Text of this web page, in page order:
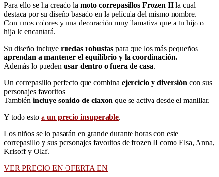
Para ello se ha creado la moto correpasillos Frozen II la cual
destaca por su diseño basado en la película del mismo nombre.
Con unos colores y una decoración muy llamativa que a tu hijo o
hija le encantará.
Su diseño incluye ruedas robustas para que los más pequeños
aprendan a mantener el equilibrio y la coordinación.
Además lo pueden usar dentro o fuera de casa.
Un correpasillo perfecto que combina ejercicio y diversión con sus
personajes favoritos.
También incluye sonido de claxon que se activa desde el manillar.
Y todo esto a un precio insuperable.
Los niños se lo pasarán en grande durante horas con este
correpasillo y sus personajes favoritos de frozen II como Elsa, Anna,
Krisoff y Olaf.
VER PRECIO EN OFERTA EN